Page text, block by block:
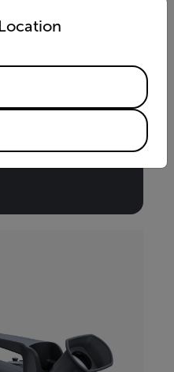
이미징(OGI₂) 카메
language from the